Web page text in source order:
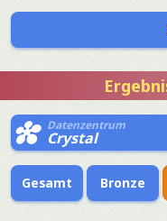
Datenzentrum
Crystal
Gesamt Bronze